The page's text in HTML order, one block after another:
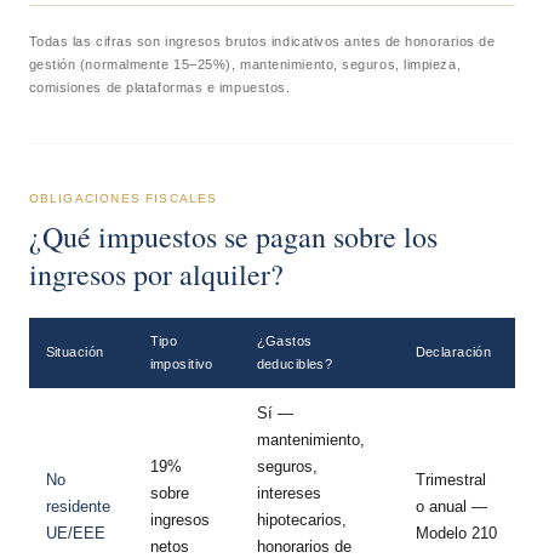
Todas las cifras son ingresos brutos indicativos antes de honorarios de
gestión (normalmente 15–25%), mantenimiento, seguros, limpieza,
comisiones de plataformas e impuestos.
OBLIGACIONES FISCALES
¿Qué impuestos se pagan sobre los
ingresos por alquiler?
Situación
Tipo
impositivo
¿Gastos
deducibles?
Declaración
No
residente
UE/EEE
19%
sobre
ingresos
netos
Sí —
mantenimiento,
seguros,
intereses
hipotecarios,
honorarios de
Trimestral
o anual —
Modelo 210